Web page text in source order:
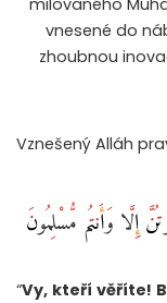
milovaného
vnesené do
zhoubnou
Vznešený Alláh
إِلَّا وَأَنتُم مُّسْلِمُونَ
“Vy, kteří věříte!